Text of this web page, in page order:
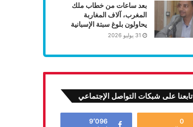
بعد ساعات من خطاب ملك
المغرب، آلاف المغاربة
يحاولون بلوغ سبتة الإسبانية
31 يوليو 2026
تابعنا على شبكات التواصل الإجتماعي
0 9٬096